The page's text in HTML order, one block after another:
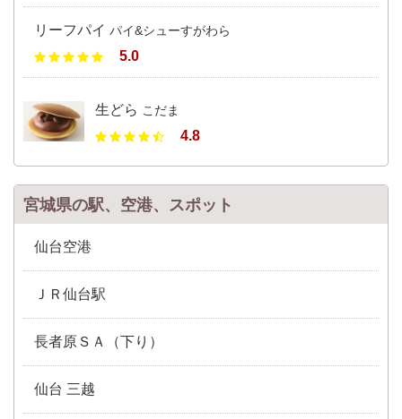
リーフパイ パイ&シューすがわら
5.0
生どら こだま
4.8
宮城県の駅、空港、スポット
仙台空港
ＪＲ仙台駅
長者原ＳＡ（下り）
仙台 三越